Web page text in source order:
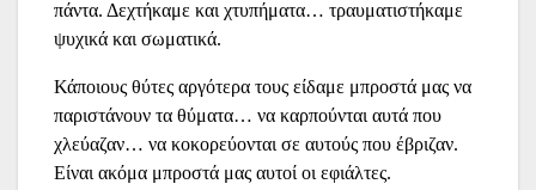
πάντα. Δεχτήκαμε και χτυπήματα… τραυματιστήκαμε
ψυχικά και σωματικά.
Κάποιους θύτες αργότερα τους είδαμε μπροστά μας να
παριστάνουν τα θύματα… να καρπούνται αυτά που
χλεύαζαν… να κοκορεύονται σε αυτούς που έβριζαν.
Είναι ακόμα μπροστά μας αυτοί οι εφιάλτες.